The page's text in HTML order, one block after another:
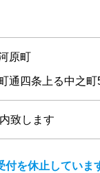
原町
通四条上る中之町
致します
を休止してい